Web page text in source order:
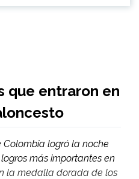
que entraron en
Colombia logró la noche
más importantes en
la medalla dorada de los